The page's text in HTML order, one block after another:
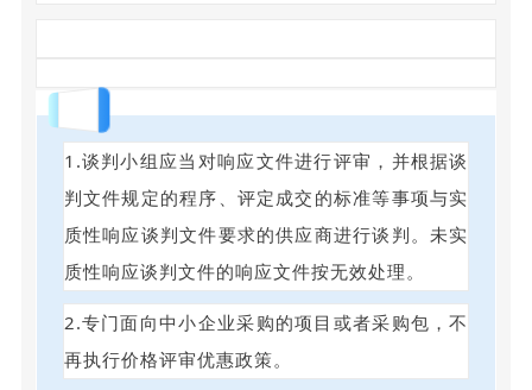
1.谈判小组应当对响应文件进行评审，并根据谈
判文件规定的程序、评定成交的标准等事项与实
质性响应谈判文件要求的供应商进行谈判。未实
质性响应谈判文件的响应文件按无效处理。
2.专门面向中小企业采购的项目或者采购包，不
再执行价格评审优惠政策。